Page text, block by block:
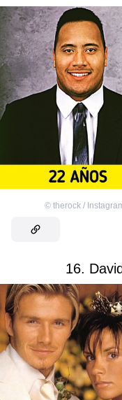
© therock /
16.